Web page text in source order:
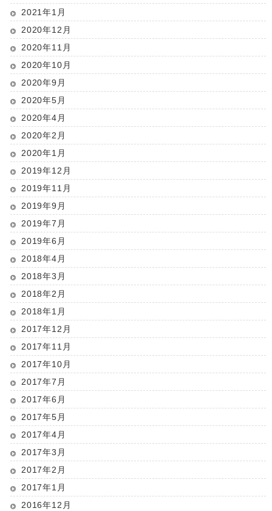
2021年1月
2020年12月
2020年11月
2020年10月
2020年9月
2020年5月
2020年4月
2020年2月
2020年1月
2019年12月
2019年11月
2019年9月
2019年7月
2019年6月
2018年4月
2018年3月
2018年2月
2018年1月
2017年12月
2017年11月
2017年10月
2017年7月
2017年6月
2017年5月
2017年4月
2017年3月
2017年2月
2017年1月
2016年12月